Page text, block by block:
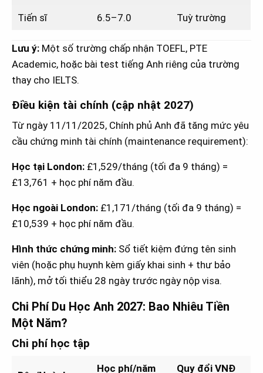
Tiến sĩ 6.5–7.0 Tuỳ trường
Lưu ý: Một số trường chấp nhận TOEFL, PTE
Academic, hoặc bài test tiếng Anh riêng của trường
thay cho IELTS.
Điều kiện tài chính (cập nhật 2027)
Từ ngày 11/11/2025, Chính phủ Anh đã tăng mức yêu
cầu chứng minh tài chính (maintenance requirement):
Học tại London: £1,529/tháng (tối đa 9 tháng) =
£13,761 + học phí năm đầu.
Học ngoài London: £1,171/tháng (tối đa 9 tháng) =
£10,539 + học phí năm đầu.
Hình thức chứng minh: Sổ tiết kiệm đứng tên sinh
viên (hoặc phụ huynh kèm giấy khai sinh + thư bảo
lãnh), mở tối thiểu 28 ngày trước ngày nộp visa.
Chi Phí Du Học Anh 2027: Bao Nhiêu Tiền
Một Năm?
Chi phí học tập
Học phí/năm Quy đổi VNĐ